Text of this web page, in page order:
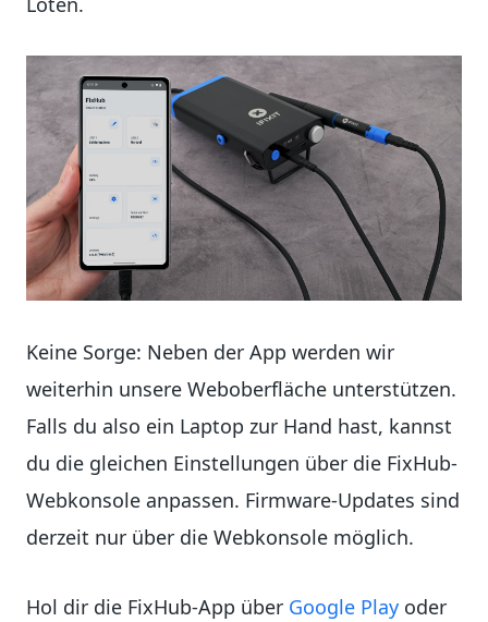
Keine Sorge: Neben der App werden wir
weiterhin unsere Weboberfläche unterstützen.
Falls du also ein Laptop zur Hand hast, kannst
du die gleichen Einstellungen über die FixHub-
Webkonsole anpassen. Firmware-Updates sind
derzeit nur über die Webkonsole möglich.
Hol dir die FixHub-App über Google Play oder